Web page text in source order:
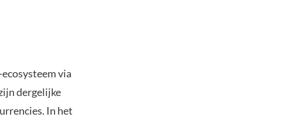
via
dergelijke
In het